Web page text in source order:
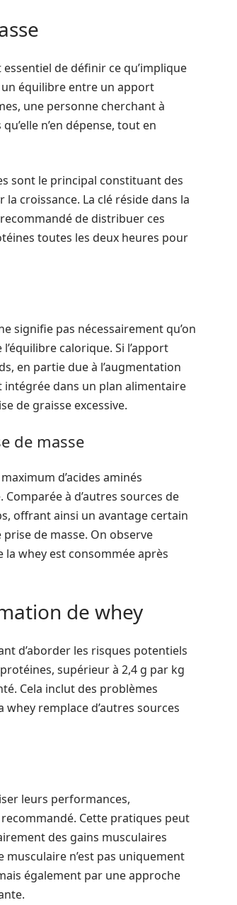
de définir ce qu’implique
équilibre entre un apport
une personne cherchant à
n’en dépense, tout en
sont le principal constituant des
croissance. La clé réside dans la
de distribuer ces
toutes les deux heures pour
signifie pas nécessairement qu’on
calorique. Si l’apport
en partie due à l’augmentation
intégrée dans un plan alimentaire
de graisse excessive.
de masse
d’acides aminés
à d’autres sources de
offrant ainsi un avantage certain
de masse. On observe
whey est consommée après
de whey
d’aborder les risques potentiels
supérieur à 2,4 g par kg
Cela inclut des problèmes
remplace d’autres sources
leurs performances,
Cette pratiques peut
des gains musculaires
n’est pas uniquement
également par une approche